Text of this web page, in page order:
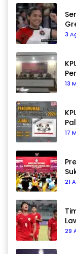
3
13
17
21
29